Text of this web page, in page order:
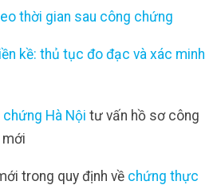
thời gian sau công chứng
kề: thủ tục đo đạc và xác minh
Hà Nội tư vấn hồ sơ công
trong quy định về chứng thực